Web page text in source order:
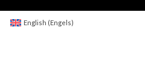
English (Engels)